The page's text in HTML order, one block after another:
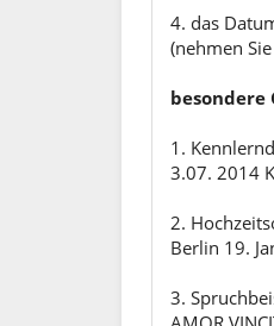
4. das
(nehmen
besondere
1.
3.07. 2014
2.
Berlin 19.
3.